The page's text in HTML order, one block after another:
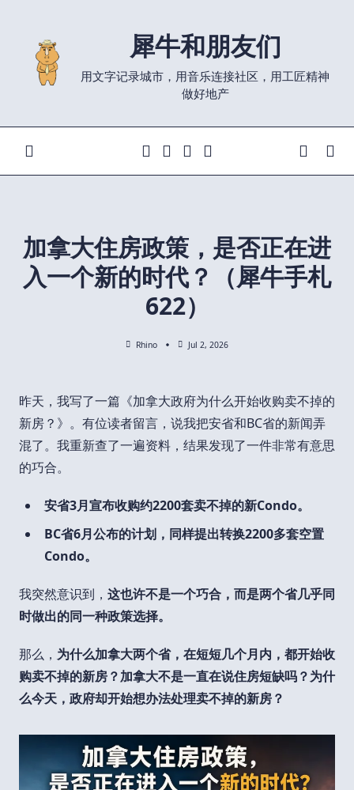
content
犀牛和朋友们
用文字记录城市，用音乐连接社区，用工匠精神
做好地产
加拿大住房政策，是否正在进
入一个新的时代？（犀牛手札
622）
Rhino Jul 2, 2026
昨天，我写了一篇《加拿大政府为什么开始收购卖不掉的
新房？》。有位读者留言，说我把安省和BC省的新闻弄
混了。我重新查了一遍资料，结果发现了一件非常有意思
的巧合。
安省3月宣布收购约2200套卖不掉的新Condo。
BC省6月公布的计划，同样提出转换2200多套空置
Condo。
我突然意识到， 这也许不是一个巧合，而是两个省几乎同
时做出的同一种政策选择。
那么， 为什么加拿大两个省，在短短几个月内，都开始收
购卖不掉的新房？加拿大不是一直在说住房短缺吗？为什
么今天，政府却开始想办法处理卖不掉的新房？